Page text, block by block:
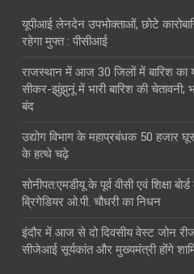
यूपीआई लेनदेन उपभोक्ताओं, छोटे
रहेगा मुफ्त : पीसीआई
राजस्थान में आज 30 जिलों में बारिश का
सीकर-झुंझुनूं में भारी बारिश की
बंद
उद्योग विभाग के महाप्रबंधक 50 हजार
के हत्थे चढ़े
सोनीपत:एमडीयू के पूर्व वीसी एवं शिक्षा
ब्रिगेडियर ओ.पी. चौधरी का निधन
इंदौर में आज से दो दिवसीय वेस्ट जोन
सीजेआई सूर्यकांत और मुख्यमंत्री होंगे